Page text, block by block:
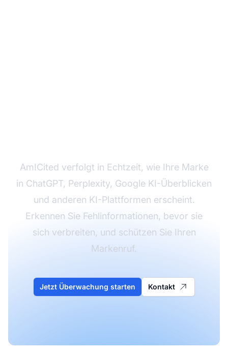
AmICited verfolgt in Echtzeit, wie Ihre Marke
in ChatGPT, Perplexity, Google KI-Überblicken
und anderen KI-Plattformen erscheint.
Erkennen Sie Fehlinformationen, bevor sie
sich verbreiten, und schützen Sie Ihren
Markenruf.
Jetzt Überwachung starten Kontakt